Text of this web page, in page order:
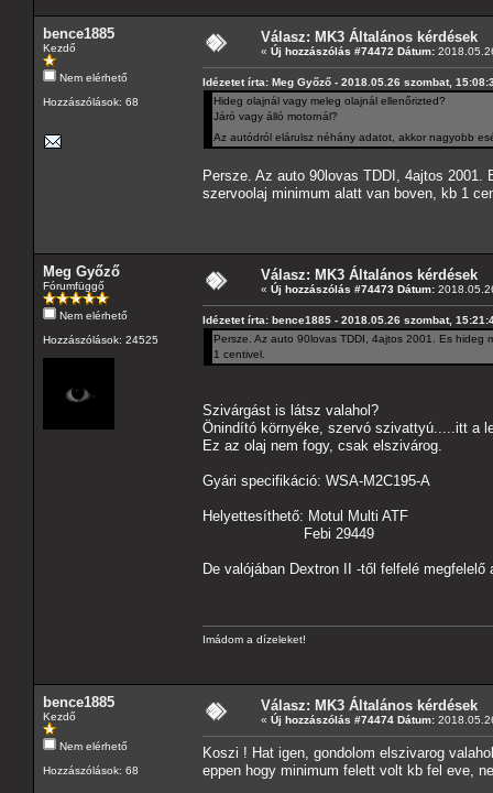
bence1885
Kezdő
Nem elérhető
Hozzászólások: 68
Válasz: MK3 Általános kérdések
« Új hozzászólás #74472 Dátum:
Idézetet írta: Meg Győző - 2018.05.26 szombat,
Hideg olajnál vagy meleg olajnál ellenőrizted?
Járó vagy álló motornál?
Az autódról elárulsz néhány adatot, akkor nagyobb
Persze. Az auto 90lovas TDDI, 4ajtos
szervoolaj minimum alatt van boven, kb 1
Meg Győző
Fórumfüggő
Nem elérhető
Hozzászólások: 24525
Válasz: MK3 Általános kérdések
« Új hozzászólás #74473 Dátum:
Idézetet írta: bence1885 - 2018.05.26 szombat,
Persze. Az auto 90lovas TDDI, 4ajtos 2001. Es hideg
1 centivel.
Szivárgást is látsz valahol?
Önindító környéke, szervó szivattyú.....itt a
Ez az olaj nem fogy, csak elszivárog.
Gyári specifikáció: WSA-M2C195-A
Helyettesíthető: Motul Multi ATF
Febi 29449
De valójában Dextron II -től felfelé
Imádom a dízeleket!
bence1885
Kezdő
Nem elérhető
Hozzászólások: 68
Válasz: MK3 Általános kérdések
« Új hozzászólás #74474 Dátum:
Koszi ! Hat igen, gondolom elszivarog
eppen hogy minimum felett volt kb fel eve,